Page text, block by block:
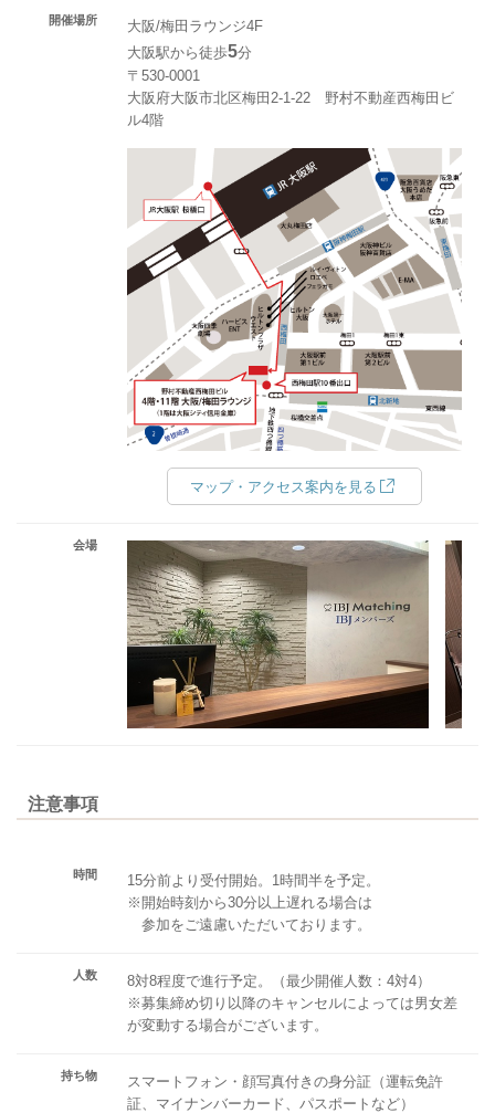
開催場所
大阪/梅田ラウンジ4F
大阪駅から徒歩5分
〒530-0001
大阪府大阪市北区梅田2-1-22 野村不動産西梅田ビ
ル4階
マップ・アクセス案内を見る
会場
注意事項
時間
15分前より受付開始。1時間半を予定。
※開始時刻から30分以上遅れる場合は
参加をご遠慮いただいております。
人数
8対8程度で進行予定。（最少開催人数：4対4）
※募集締め切り以降のキャンセルによっては男女差
が変動する場合がございます。
持ち物
スマートフォン・顔写真付きの身分証（運転免許
証、マイナンバーカード、パスポートなど）